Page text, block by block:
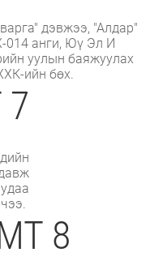
дэвжээ, "Алдар"
014 анги, Юү Эл И
уулын баяжуулах
ийн бөх.
8